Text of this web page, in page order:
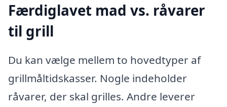
Færdiglavet mad vs. råvarer
til grill
Du kan vælge mellem to hovedtyper af
grillmåltidskasser. Nogle indeholder
råvarer, der skal grilles. Andre leverer